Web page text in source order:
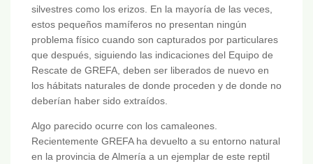
silvestres como los erizos. En la mayoría de las veces,
estos pequeños mamíferos no presentan ningún
problema físico cuando son capturados por particulares
que después, siguiendo las indicaciones del Equipo de
Rescate de GREFA, deben ser liberados de nuevo en
los hábitats naturales de donde proceden y de donde no
deberían haber sido extraídos.
Algo parecido ocurre con los camaleones.
Recientemente GREFA ha devuelto a su entorno natural
en la provincia de Almería a un ejemplar de este reptil